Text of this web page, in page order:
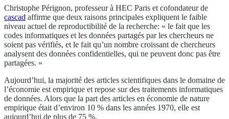
Christophe Pérignon, professeur à HEC Paris et cofondateur de
cascad affirme que deux raisons principales expliquent le faible
niveau actuel de reproductibilité de la recherche: « le fait que les
codes informatiques et les données partagés par les chercheurs ne
soient pas vérifiés, et le fait qu’un nombre croissant de chercheurs
analysent des données confidentielles, qui ne peuvent donc pas être
partagées. »
Aujourd’hui, la majorité des articles scientifiques dans le domaine de
l’économie est empirique et repose sur des traitements informatiques
de données. Alors que la part des articles en économie de nature
empirique était d’environ 10 % dans les années 1970, elle est
aujourd’hui de plus de 75 %.